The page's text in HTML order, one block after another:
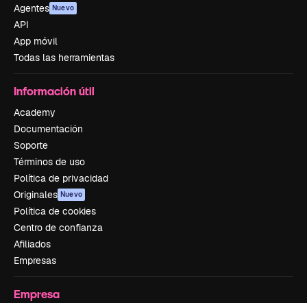
Agentes Nuevo
API
App móvil
Todas las herramientas
Información útil
Academy
Documentación
Soporte
Términos de uso
Política de privacidad
Originales Nuevo
Política de cookies
Centro de confianza
Afiliados
Empresas
Empresa